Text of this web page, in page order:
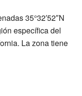
35°32′52″N
específica del
La zona tiene